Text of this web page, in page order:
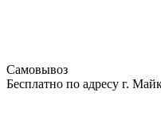
Самовывоз
Бесплатно по адресу г.